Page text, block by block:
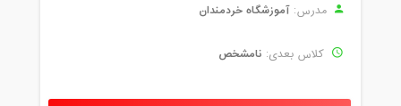
مدرس: آموزشگاه خردمندان
کلاس بعدی: نامشخص